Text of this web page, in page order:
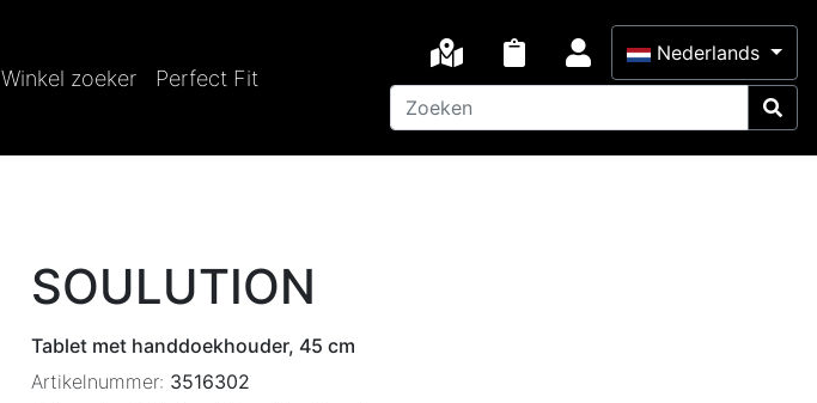
Winkel zoeker Perfect Fit
Nederlands
SOULUTION
Tablet met handdoekhouder, 45 cm
Artikelnummer: 3516302
×